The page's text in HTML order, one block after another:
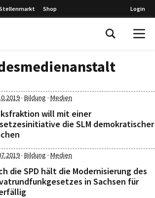
Shop Login
· Bildung · Medien
will mit einer
die SLM demokratischer
· Bildung · Medien
die SPD hält die Modernisierung des
in Sachsen für